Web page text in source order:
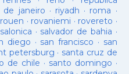
de janeiro · riyadh · roma ·
rouen · rovaniemi · rovereto ·
salonica · salvador de bahia ·
diego · san francisco · san
petersburg · santa cruz de
de chile · santo domingo ·